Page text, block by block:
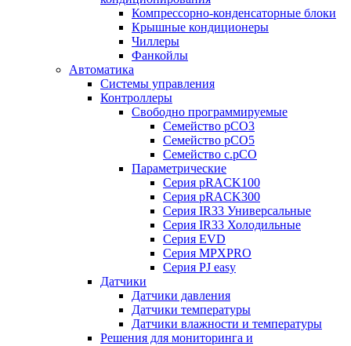
Компрессорно-конденсаторные блоки
Крышные кондиционеры
Чиллеры
Фанкойлы
Автоматика
Системы управления
Контроллеры
Свободно программируемые
Семейство pCO3
Семейство pCO5
Семейство c.pCO
Параметрические
Серия pRACK100
Серия pRACK300
Серия IR33 Универсальные
Серия IR33 Холодильные
Серия EVD
Серия MPXPRO
Серия PJ easy
Датчики
Датчики давления
Датчики температуры
Датчики влажности и температуры
Решения для мониторинга и